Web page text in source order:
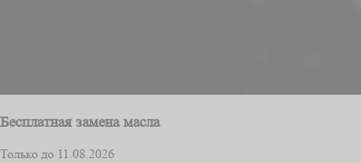
Бесплатная замена масла
Только до 11.08.2026